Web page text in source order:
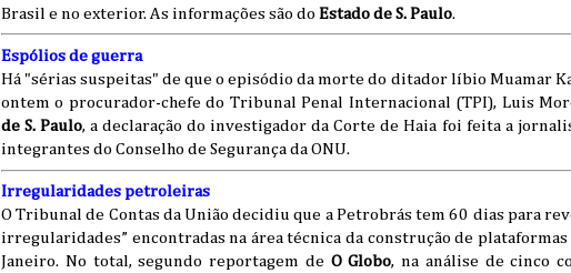
Brasil e no exterior. As informações são do Estado de S. Paulo.
Espólios de guerra
Há "sérias suspeitas" de que o episódio da morte do ditador líbio Muamar
ontem o procurador-chefe do Tribunal Penal Internacional (TPI), Luis
de S. Paulo, a declaração do investigador da Corte de Haia foi feita a
integrantes do Conselho de Segurança da ONU.
Irregularidades petroleiras
O Tribunal de Contas da União decidiu que a Petrobrás tem 60 dias para
irregularidades” encontradas na área técnica da construção de
Janeiro. No total, segundo reportagem de O Globo, na análise de cinco